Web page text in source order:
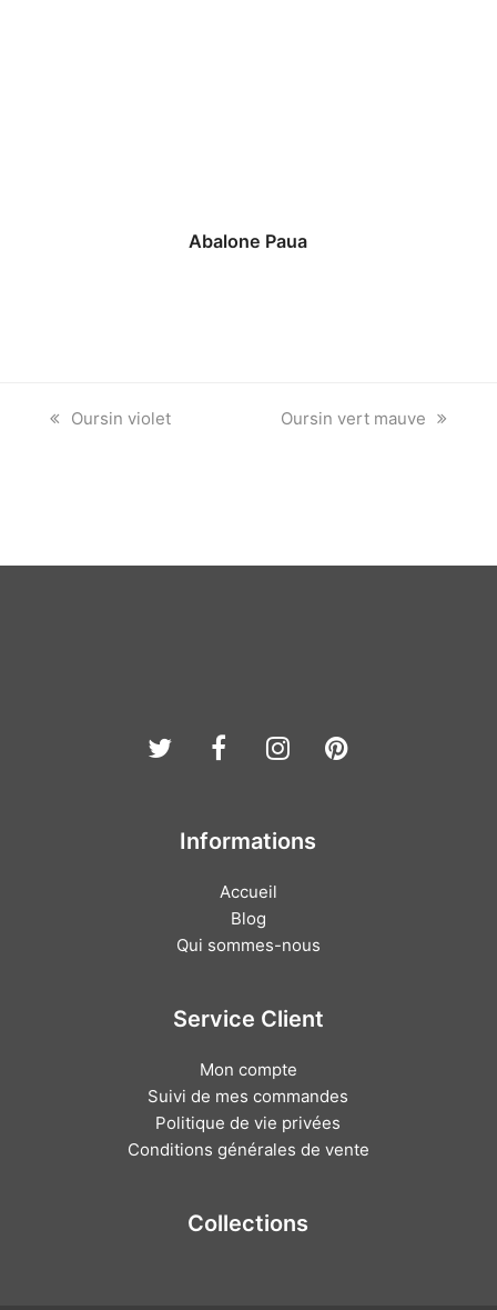
Abalone Paua
previous
Oursin violet
next
Oursin vert mauve
TwitterFacebook
Instagram
Pinterest
Informations
Accueil
Blog
Qui sommes-nous
Service Client
Mon compte
Suivi de mes commandes
Politique de vie privées
Conditions générales de vente
Collections